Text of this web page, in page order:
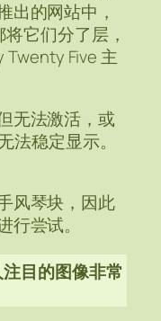
出的网站中，
它们分了层，
Five 主
无法激活，或
法稳定显示。
风琴块，因此
尝试。
目的图像非常